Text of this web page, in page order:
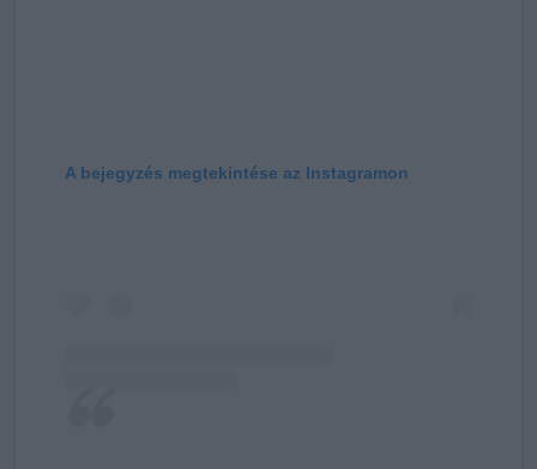
A bejegyzés megtekintése az Instagramon